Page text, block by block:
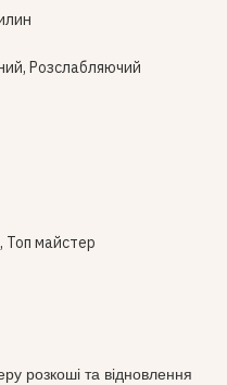
Розслабляючий
майстер
розкоші та відновлення